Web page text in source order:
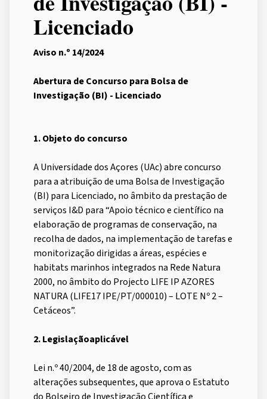
Licenciado
Aviso n.º 14/2024
Abertura de Concurso para Bolsa de
Investigação (BI) - Licenciado
1. Objeto do concurso
A Universidade dos Açores (UAc) abre concurso
para a atribuição de uma Bolsa de Investigação
(BI) para Licenciado, no âmbito da prestação de
serviços I&D para “Apoio técnico e científico na
elaboração de programas de conservação, na
recolha de dados, na implementação de tarefas e
monitorização dirigidas a áreas, espécies e
habitats marinhos integrados na Rede Natura
2000, no âmbito do Projecto LIFE IP AZORES
NATURA (LIFE17 IPE/PT/000010) – LOTE Nº 2 –
Cetáceos”.
2. Legislaçãoaplicável
Lei n.º 40/2004, de 18 de agosto, com as
alterações subsequentes, que aprova o Estatuto